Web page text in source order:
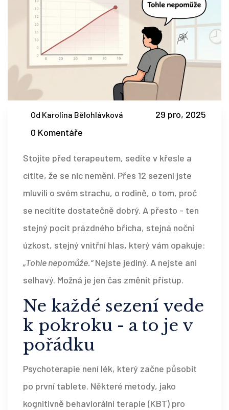
Od Karolína Bělohlávková
29 pro, 2025
0 Komentáře
Stojíte před terapeutem, sedíte v křesle a
cítíte, že se nic nemění. Přes 12 sezení jste
mluvili o svém strachu, o rodině, o tom, proč
se necítíte dostatečně dobrý. A přesto - ten
stejný pocit prázdného břicha, stejná noční
úzkost, stejný vnitřní hlas, který vám opakuje:
„Tohle nepomůže.“Nejste jediný. A nejste ani
selhavý. Možná je jen čas změnit přístup.
Ne každé sezení vede
k pokroku - a to je v
pořádku
Psychoterapie není lék, který začne působit
po první tablete. Některé metody, jako
kognitivně behaviorální terapie (KBT) pro